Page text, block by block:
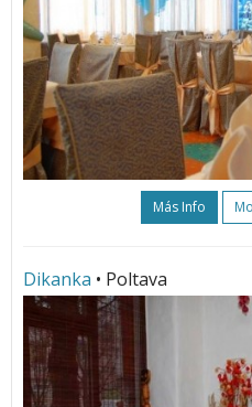
Más Info
Dikanka • Poltava